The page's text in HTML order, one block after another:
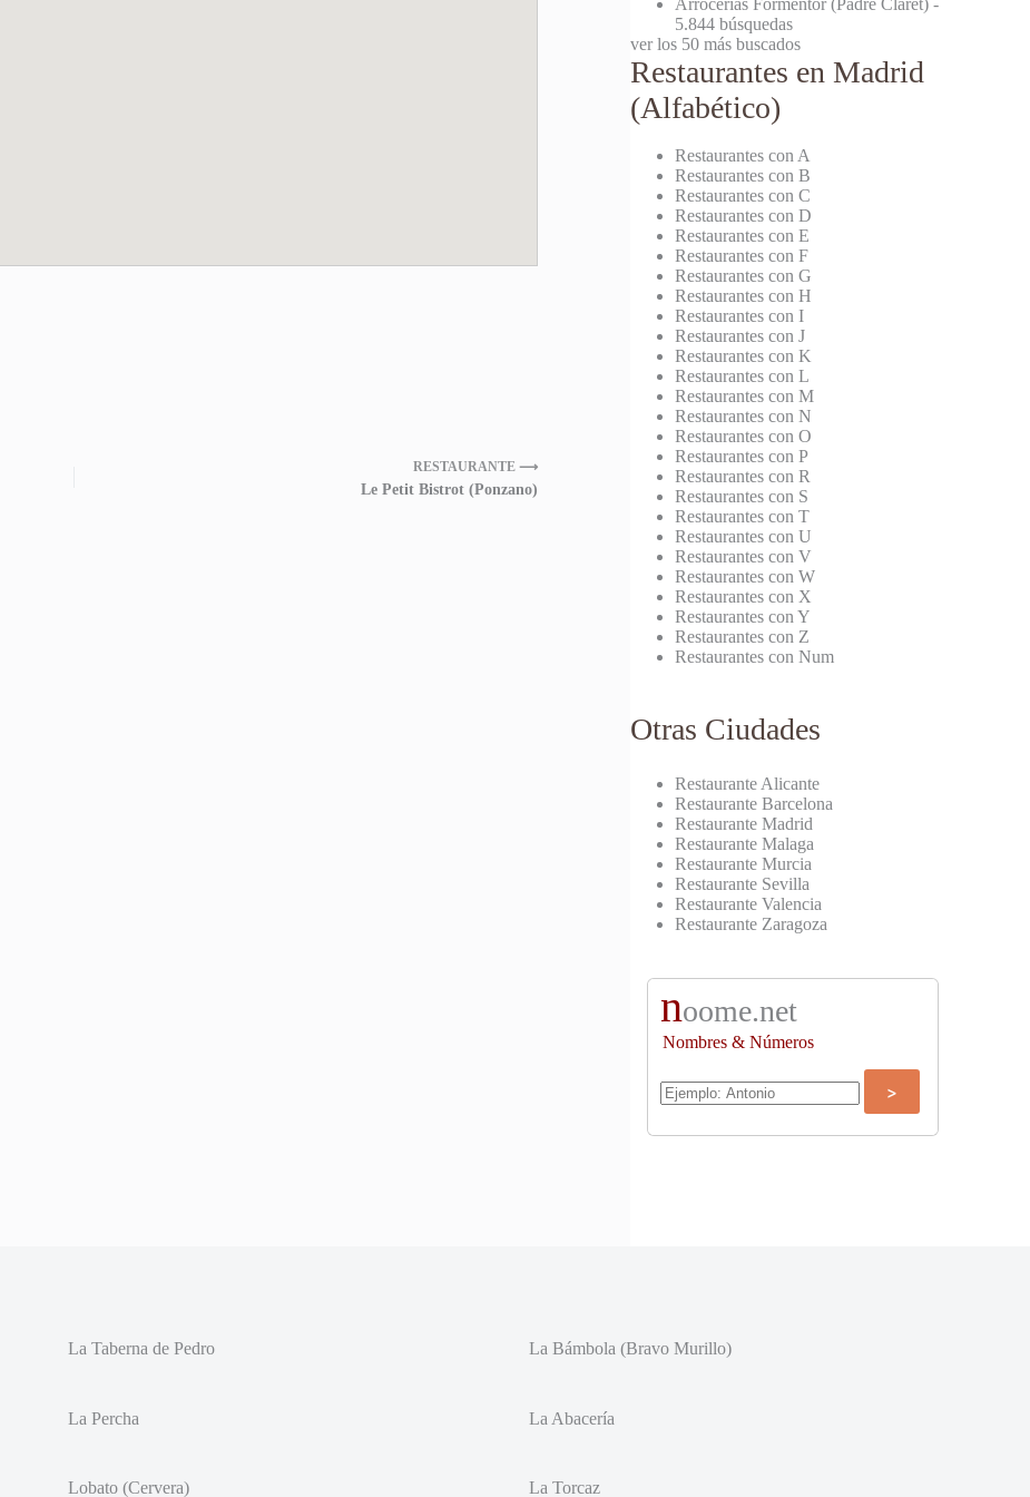
RESTAURANTE ⟶
Le Petit Bistrot (Ponzano)
5.844 búsquedas
ver los 50 más buscados
Restaurantes en Madrid
(Alfabético)
Restaurantes con A
Restaurantes con B
Restaurantes con C
Restaurantes con D
Restaurantes con E
Restaurantes con F
Restaurantes con G
Restaurantes con H
Restaurantes con I
Restaurantes con J
Restaurantes con K
Restaurantes con L
Restaurantes con M
Restaurantes con N
Restaurantes con O
Restaurantes con P
Restaurantes con R
Restaurantes con S
Restaurantes con T
Restaurantes con U
Restaurantes con V
Restaurantes con W
Restaurantes con X
Restaurantes con Y
Restaurantes con Z
Restaurantes con Num
Otras Ciudades
Restaurante Alicante
Restaurante Barcelona
Restaurante Madrid
Restaurante Malaga
Restaurante Murcia
Restaurante Sevilla
Restaurante Valencia
Restaurante Zaragoza
noome.net
Nombres & Números
La Taberna de Pedro La Bámbola (Bravo Murillo)
La Percha La Abacería
Lobato (Cervera) La Torcaz